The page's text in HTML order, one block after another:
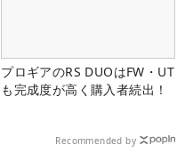
プロギアのRS DUOはFW・UT
も完成度が高く購入者続出！
Recommended by